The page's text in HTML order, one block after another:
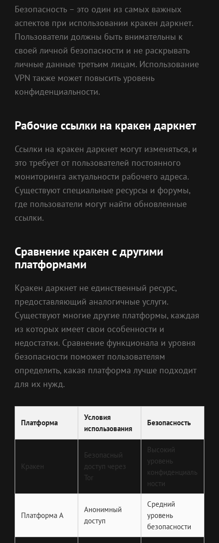
Безопасность – это один из самых важных
аспектов при использовании кракен даркнет.
Пользователи должны быть внимательны к
своей личной безопасности и не раскрывать
личные данные третьим лицам. Использование
VPN также может повысить уровень
конфиденциальности.
Рабочие ссылки на кракен даркнет
Ссылки на кракен даркнет могут изменяться, и
это требует от пользователей постоянного
мониторинга актуальности рабочего адреса.
Существуют специальные ресурсы и форумы,
где пользователи могут найти обновленные
ссылки.
Сравнение кракен с другими
платформами
Кракен даркнет не единственный ресурс,
предоставляющий аналогичные услуги.
Существуют многие другие платформы, каждая
из которых имеет свои особенности и
недостатки. Сравнение функционала и уровня
безопасности поможет пользователям
определить, какая платформа лучше подходит
для их нужд.
Платформа
Условия
использования
Безопасность
Кракен
Безопасный
доступ через
Tor
Высокий
уровень
конфиденциаль
ности
Платформа А
Анонимный
доступ
Средний
уровень
безопасности